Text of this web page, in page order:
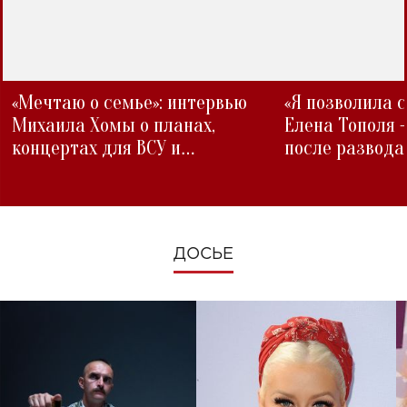
«Мечтаю о семье»: интервью
Михаила Хомы о планах,
концертах для ВСУ и
«Я позволила
Елена Тополя
после развода
ДОСЬЕ